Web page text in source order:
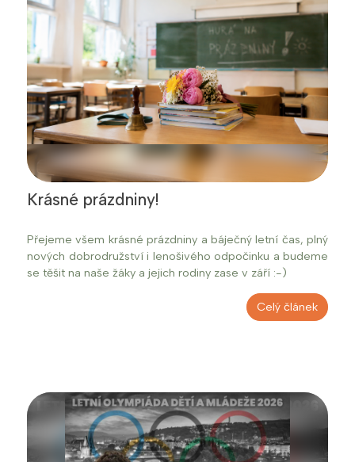
Krásné prázdniny!
Přejeme všem krásné prázdniny a báječný letní čas, plný
nových dobrodružství i lenošivého odpočinku a budeme
se těšit na naše žáky a jejich rodiny zase v září :-)
Celý článek